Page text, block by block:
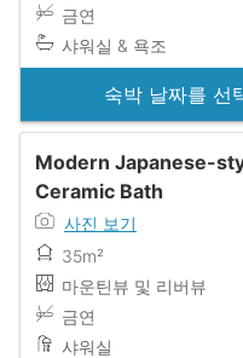
금연
샤워실 & 욕조
숙박 날짜를 선
Modern Japanese-
Ceramic Bath
사진 보기
35m²
마운틴뷰 및 리버뷰
금연
샤워실